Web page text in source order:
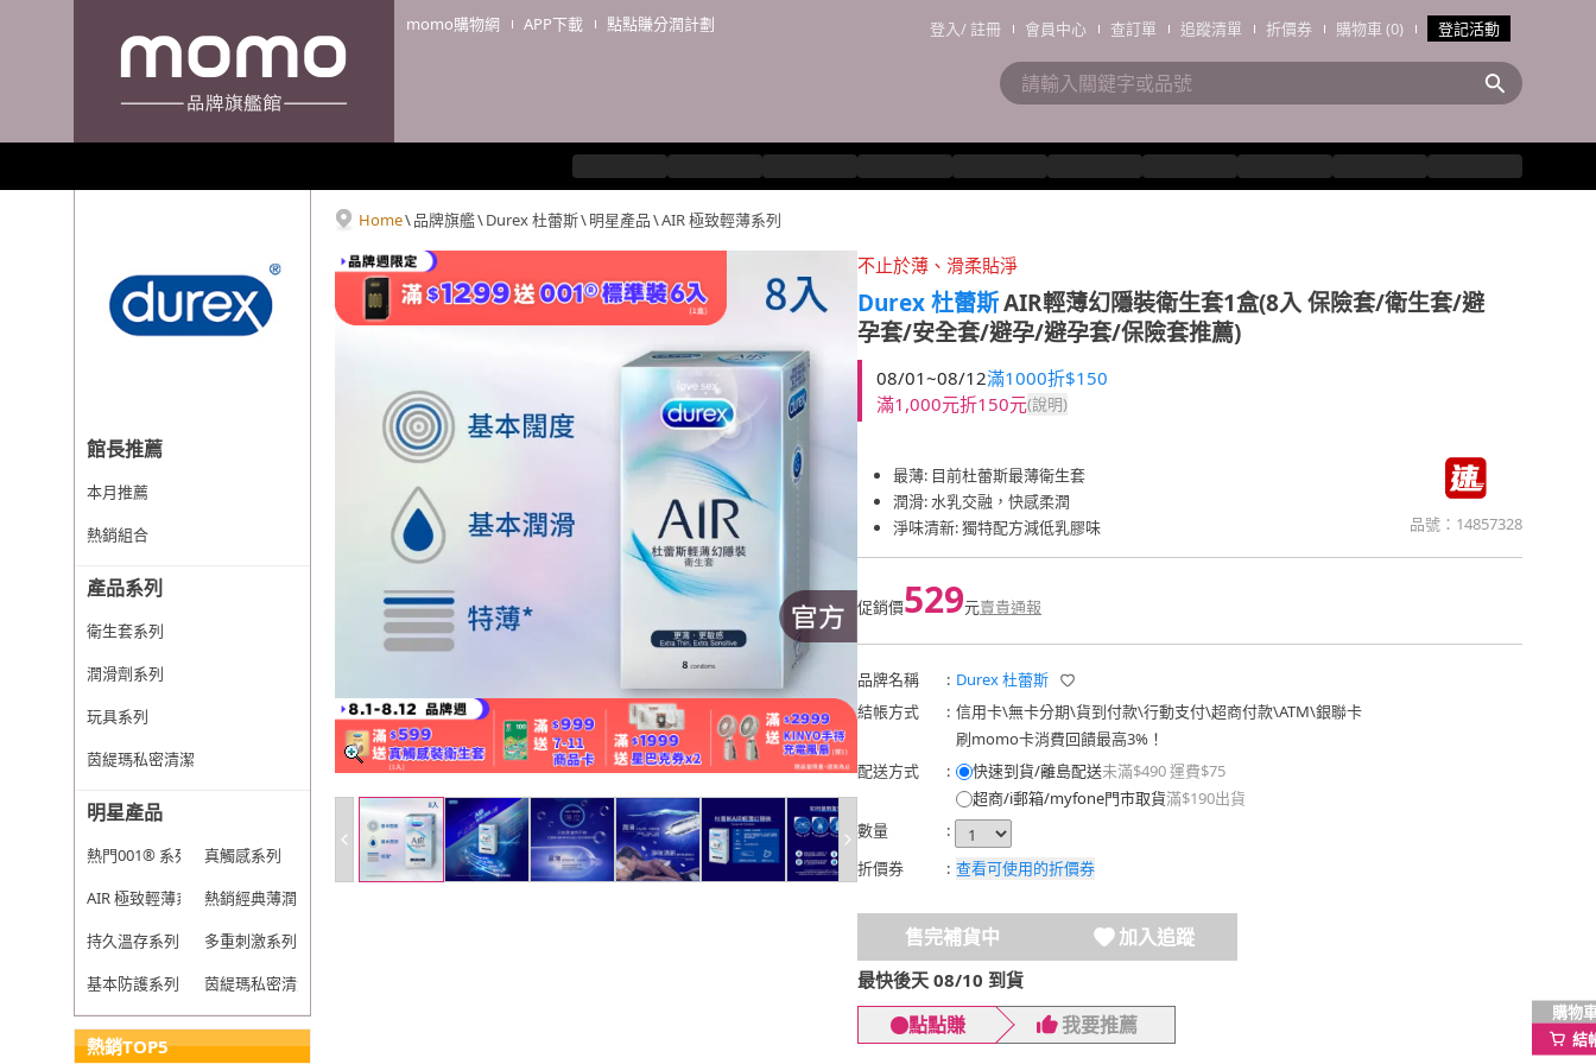
momo購物網 APP下載 點點賺分潤計劃 登入/註冊 會員中心 查訂單 追蹤清單 折價券 購物車 (0) 登記活動
館長推薦
本月推薦
熱銷組合
產品系列
衛生套系列
潤滑劑系列
玩具系列
茵緹瑪私密清潔
明星產品
熱門001® 系列
真觸感系列
AIR 極致輕薄系列熱銷經典薄潤系列
持久溫存系列
多重刺激系列
基本防護系列
茵緹瑪私密清潔
熱銷TOP5
Home\品牌旗艦\Durex 杜蕾斯\明星產品\AIR 極致輕薄系列
不止於薄、滑柔貼淨
Durex 杜蕾斯AIR輕薄幻隱裝衛生套1盒(8入 保險套/衛生套/避
孕套/安全套/避孕/避孕套/保險套推薦)
08/01~08/12滿1000折$150
滿1,000元折150元(說明)
最薄: 目前杜蕾斯最薄衛生套
潤滑: 水乳交融，快感柔潤
淨味清新: 獨特配方減低乳膠味
品號： 14857328
促銷價529元賣貴通報
品牌名稱 : Durex 杜蕾斯
結帳方式
: 信用卡\無卡分期\貨到付款\行動支付\超商付款\ATM\銀聯卡
刷momo卡消費回饋最高3%！
配送方式
: 快速到貨/離島配送未滿$490 運費$75
超商/i郵箱/myfone門市取貨滿$190出貨
數量
:
折價券
: 查看可使用的折價券
售完補貨中 加入追蹤
最快後天 08/10 到貨
點點賺 我要推薦
購物
結